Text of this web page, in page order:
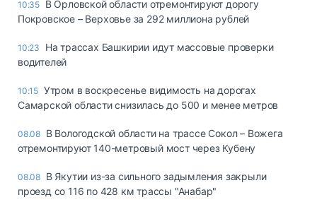
10:35 В Орловской области отремонтируют дорогу
Покровское – Верховье за 292 миллиона рублей
10:23
На трассах Башкирии идут массовые проверки
водителей
10:15 Утром в воскресенье видимость на дорогах
Самарской области снизилась до 500 и менее метров
08.08 В Вологодской области на трассе Сокол – Вожега
отремонтируют 140-метровый мост через Кубену
08.08 В Якутии из-за сильного задымления закрыли
проезд со 116 по 428 км трассы "Анабар"